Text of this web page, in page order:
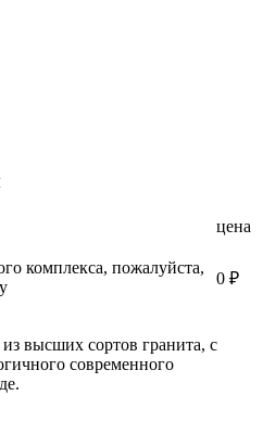
цена
комплекса, пожалуйста,
0 ₽
высших сортов гранита, с
современного